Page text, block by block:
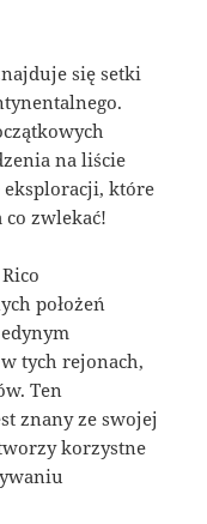
się setki
na liście
eksploracji, które
co zwlekać!
położeń
tych rejonach,
Ten
znany ze swojej
korzystne